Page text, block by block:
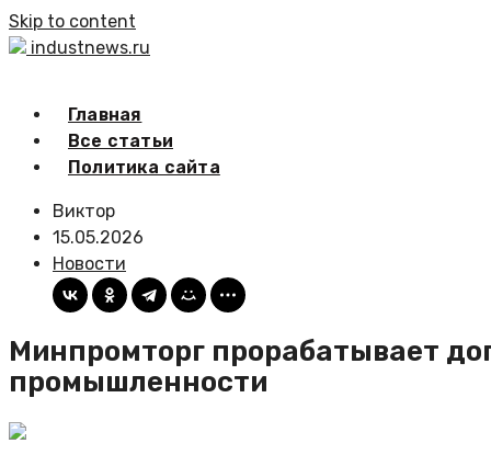
Skip to content
industnews.ru
Главная
Все статьи
Политика сайта
Виктор
15.05.2026
Новости
Минпромторг прорабатывает
промышленности